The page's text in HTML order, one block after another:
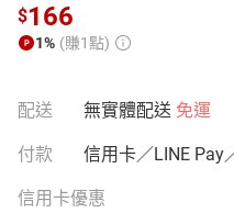
$166
1% (賺1點)
配送 無實體配送 免運
付款 信用卡／LINE Pay
信用卡優惠